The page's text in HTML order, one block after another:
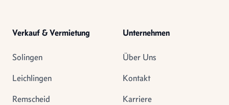
Verkauf & Vermietung
Solingen
Leichlingen
Remscheid
Unternehmen
Über Uns
Kontakt
Karriere